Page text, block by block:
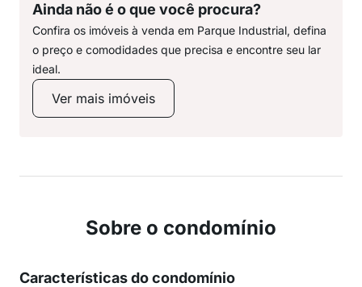
Ainda não é o que você procura?
Confira os imóveis à venda em Parque Industrial, defina
o preço e comodidades que precisa e encontre seu lar
ideal.
Ver mais imóveis
Sobre o condomínio
Características do condomínio